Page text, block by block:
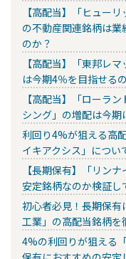
【高配当】「ヒュー
の不動産関連銘柄は
のか？
【高配当】「東邦レ
は今期4％を目指せる
【高配当】「ローラ
シング」の増配は今
利回り4%が狙える高
イキアクシス」につい
【長期保有】「リン
安定銘柄なのか検証し
初心者必見！長期保
工業」の高配当銘柄を
4%の利回りが狙える